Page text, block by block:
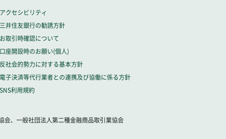
アクセシビリティ
三井住友銀行の勧誘方針
お取引時確認について
口座開設時のお願い(個人)
反社会的勢力に対する基本方針
電子決済等代行業者との連携及び協働に係る方針
SNS利用規約
、一般社団法人第二種金融商品取引業協会